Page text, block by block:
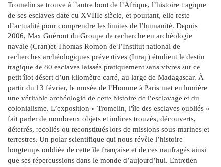
Tromelin se trouve à l’autre bout de l’Afrique, l’histoire tragique
de ses esclaves date du XVIIIe siècle, et pourtant, elle reste
d’actualité pour comprendre les limites de l’humanité. Depuis
2006, Max Guérout du Groupe de recherche en archéologie
navale (Gran)et Thomas Romon de l’Institut national de
recherches archéologiques préventives (Inrap) étudient le destin
tragique de 80 esclaves laissés pratiquement sans vivres sur ce
petit îlot désert d’un kilomètre carré, au large de Madagascar. À
partir du 13 février, le musée de l’Homme à Paris met en lumière
une véritable archéologie de cette histoire de l’esclavage et du
colonialisme. L’exposition « Tromelin, l'île des esclaves oubliés »
fait parler de nombreux objets et indices trouvés, découverts,
déterrés, recollés ou reconstitués lors de missions sous-marines et
terrestres. Un polar scientifique qui nous révèle l’histoire
longtemps oubliée de cette île française et de ces naufragés ainsi
que ses répercussions dans le monde d’aujourd’hui. Entretien